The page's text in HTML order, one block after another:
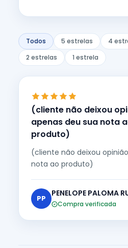
Todos 5 estrelas 4
2 estrelas
1 estrela
(cliente não deixou
apenas deu sua nota
produto)
(cliente não deixou
nota ao produto)
PP
PENELOPE PALOMA
Compra verificada